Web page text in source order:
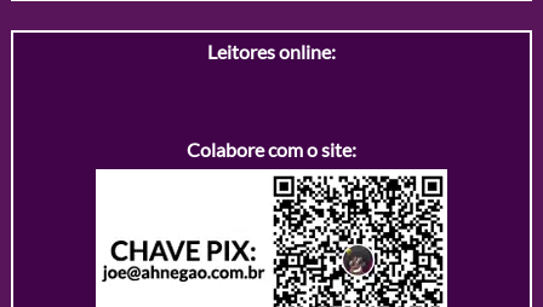
Leitores online:
Colabore com o site: